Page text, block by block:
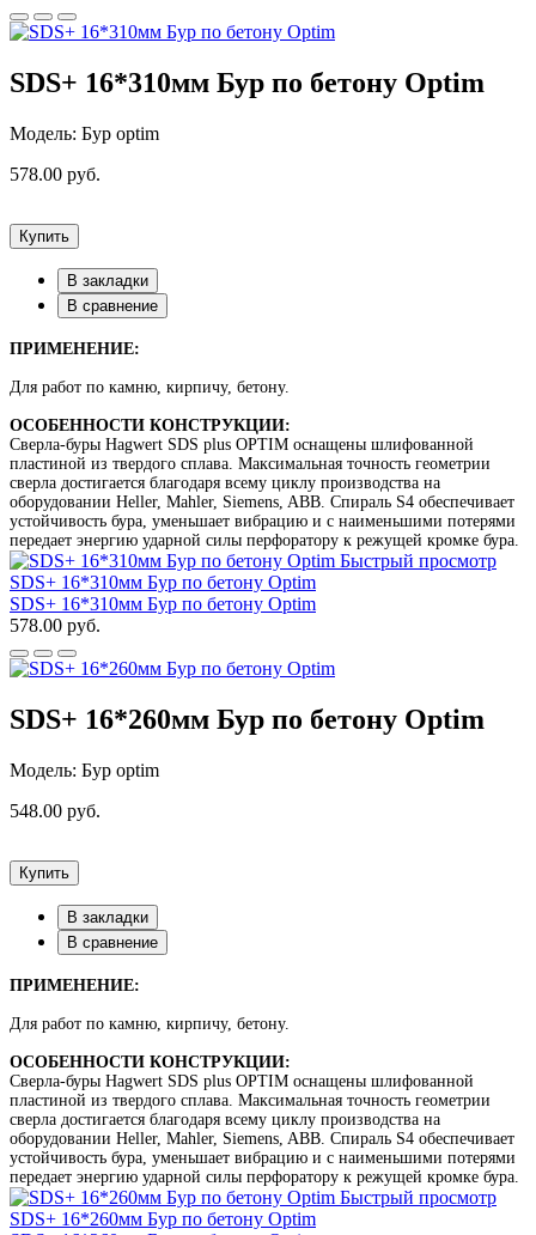
SDS+ 16*310мм Бур по бетону Optim
Модель: Бур optim
578.00 руб.
Купить
В закладки
В сравнение
ПРИМЕНЕНИЕ:
Для работ по камню, кирпичу, бетону.
ОСОБЕННОСТИ КОНСТРУКЦИИ:
Сверла-буры Hagwert SDS plus OPTIM оснащены шлифованной
пластиной из твердого сплава. Максимальная точность геометрии
сверла достигается благодаря всему циклу производства на
оборудовании Heller, Mahler, Siemens, ABB. Спираль S4 обеспечивает
устойчивость бура, уменьшает вибрацию и с наименьшими потерями
передает энергию ударной силы перфоратору к режущей кромке бура.
Быстрый просмотр
SDS+ 16*310мм Бур по бетону Optim
SDS+ 16*310мм Бур по бетону Optim
578.00 руб.
SDS+ 16*260мм Бур по бетону Optim
Модель: Бур optim
548.00 руб.
Купить
В закладки
В сравнение
ПРИМЕНЕНИЕ:
Для работ по камню, кирпичу, бетону.
ОСОБЕННОСТИ КОНСТРУКЦИИ:
Сверла-буры Hagwert SDS plus OPTIM оснащены шлифованной
пластиной из твердого сплава. Максимальная точность геометрии
сверла достигается благодаря всему циклу производства на
оборудовании Heller, Mahler, Siemens, ABB. Спираль S4 обеспечивает
устойчивость бура, уменьшает вибрацию и с наименьшими потерями
передает энергию ударной силы перфоратору к режущей кромке бура.
Быстрый просмотр
SDS+ 16*260мм Бур по бетону Optim